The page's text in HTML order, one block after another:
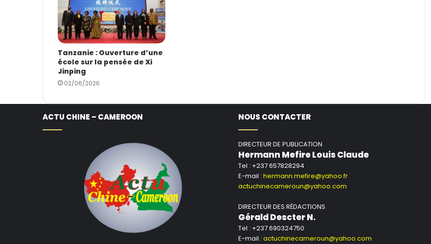
Tanzanie : Ouverture d’une
école sur la pensée de Xi
Jinping
02/06/2026
ACTU CHINE – CAMEROON NOUS CONTACTER
DIRECTEUR DE PUBLICATION
Hermann Mefire Louis Claude
Tel : +237 657828294
E-mail : hermann.mefire@yahoo.fr
actuchinecameroun@yahoo.com
DIRECTEUR DES RÉDACTIONS
Gérald Descter N.
Tel : +237 690324750
E-mail : actuchinecameroun@yahoo.com